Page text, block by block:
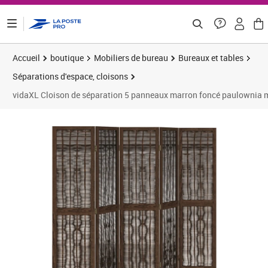
Accueil boutique Mobiliers de bureau
Bureaux et tables
Séparations d'espace, cloisons
vidaXL Cloison de séparation 5 panneaux marron foncé paulownia